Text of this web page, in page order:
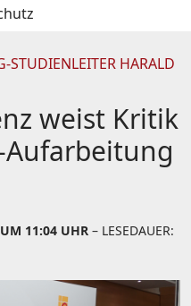
STUDIENLEITER HARALD
weist Kritik
Aufarbeitung
11:04 UHR – LESEDAUER: